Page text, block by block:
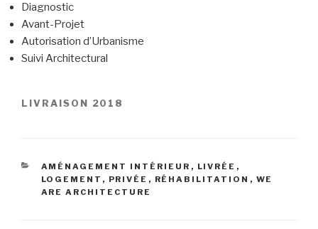
Diagnostic
Avant-Projet
Autorisation d’Urbanisme
Suivi Architectural
LIVRAISON 2018
CATÉGORIES
AMÉNAGEMENT INTÉRIEUR , LIVRÉE ,
LOGEMENT , PRIVÉE , RÉHABILITATION , WE
ARE ARCHITECTURE